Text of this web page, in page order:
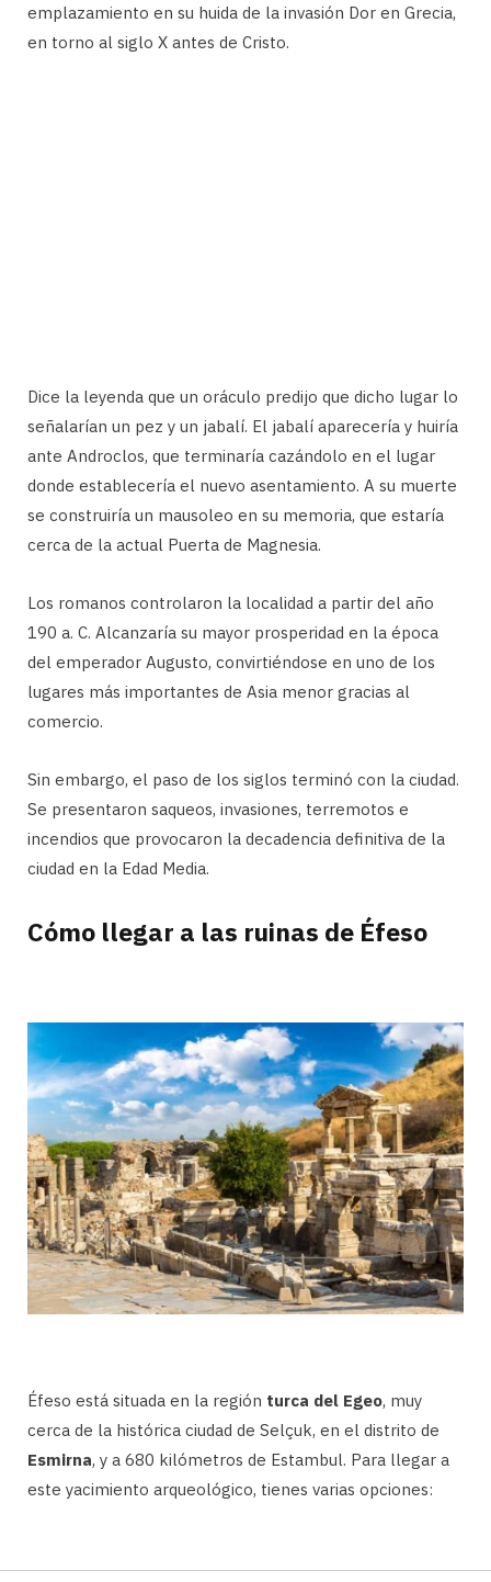
emplazamiento en su huida de la invasión Dor en Grecia,
en torno al siglo X antes de Cristo.
Dice la leyenda que un oráculo predijo que dicho lugar lo
señalarían un pez y un jabalí. El jabalí aparecería y huiría
ante Androclos, que terminaría cazándolo en el lugar
donde establecería el nuevo asentamiento. A su muerte
se construiría un mausoleo en su memoria, que estaría
cerca de la actual Puerta de Magnesia.
Los romanos controlaron la localidad a partir del año
190 a. C. Alcanzaría su mayor prosperidad en la época
del emperador Augusto, convirtiéndose en uno de los
lugares más importantes de Asia menor gracias al
comercio.
Sin embargo, el paso de los siglos terminó con la ciudad.
Se presentaron saqueos, invasiones, terremotos e
incendios que provocaron la decadencia definitiva de la
ciudad en la Edad Media.
Cómo llegar a las ruinas de Éfeso
Éfeso está situada en la región turca del Egeo, muy
cerca de la histórica ciudad de Selçuk, en el distrito de
Esmirna, y a 680 kilómetros de Estambul. Para llegar a
este yacimiento arqueológico, tienes varias opciones: